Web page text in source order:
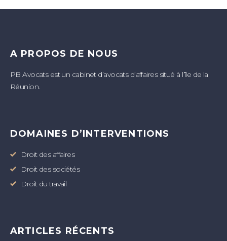
A PROPOS DE NOUS
PB Avocats est un cabinet d’avocats d’affaires situé à l’île de la
Réunion.
DOMAINES D’INTERVENTIONS
Droit des affaires
Droit des sociétés
Droit du travail
ARTICLES RÉCENTS